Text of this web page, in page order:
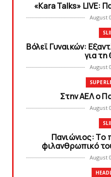
«Kara Talks» LIVE:
August
Bόλεϊ Γυναικών:
για τη
August
Στην AEΛ ο
August
Πανιώνιoς:
φιλανθρωπικό
August